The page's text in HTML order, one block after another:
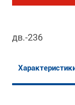
дв.-236